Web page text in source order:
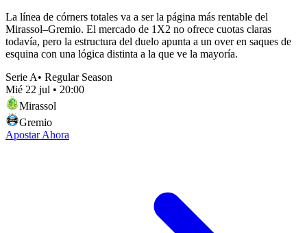
La línea de córners totales va a ser la página más rentable del
Mirassol–Gremio. El mercado de 1X2 no ofrece cuotas claras
todavía, pero la estructura del duelo apunta a un over en saques de
esquina con una lógica distinta a la que ve la mayoría.
Serie A• Regular Season
Mié 22 jul • 20:00
Mirassol
Gremio
Apostar Ahora